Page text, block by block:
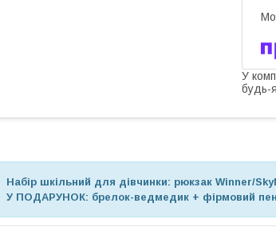
У
будь-
Набір шкільний для дівчинки: рюкзак Winner/
У ПОДАРУНОК: брелок-ведмедик + фірмовий